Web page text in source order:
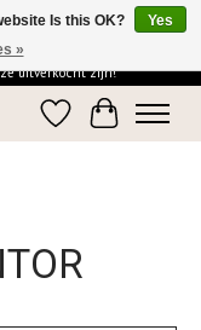
= morgen in huis | Gratis
uitverkocht zijn!
WishlistCart
Is this OK?
Yes
»